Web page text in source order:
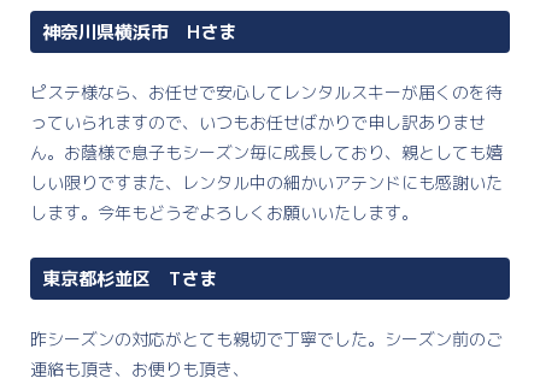
神奈川県横浜市 Hさま
ピステ様なら、お任せで安心してレンタルスキーが届くのを待
っていられますので、いつもお任せばかりで申し訳ありませ
ん。お蔭様で息子もシーズン毎に成長しており、親としても嬉
しい限りですまた、レンタル中の細かいアテンドにも感謝いた
します。今年もどうぞよろしくお願いいたします。
東京都杉並区 Tさま
昨シーズンの対応がとても親切で丁寧でした。シーズン前のご
連絡も頂き、お便りも頂き、